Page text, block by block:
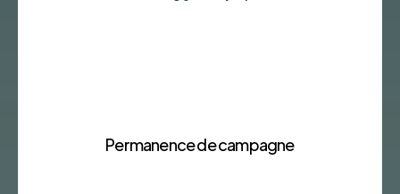
Permanence de campagne